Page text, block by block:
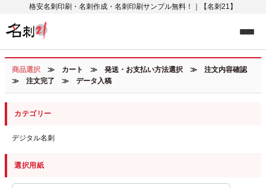
格安名刺印刷・名刺作成・名刺印刷サンプル無料！｜【名刺21】
商品選択 ≫ カート ≫ 発送・お支払い方法選択 ≫ 注文内容確認
≫ 注文完了 ≫ データ入稿
カテゴリー
デジタル名刺
選択用紙